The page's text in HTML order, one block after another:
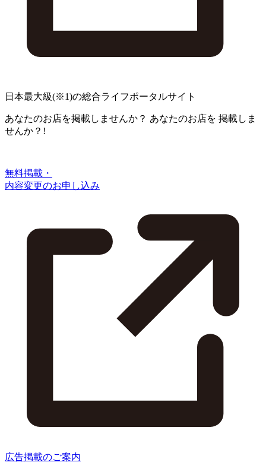
日本最大級(※1)の総合ライフポータルサイト
あなたのお店を掲載しませんか？ あなたのお店を 掲載しま
せんか？!
無料掲載・
内容変更のお申し込み
広告掲載のご案内